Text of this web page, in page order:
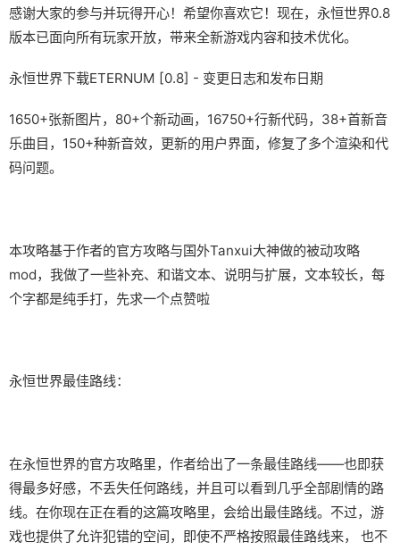
感谢大家的参与并玩得开心！希望你喜欢它！现在，永恒世界0.8
版本已面向所有玩家开放，带来全新游戏内容和技术优化。
永恒世界下载ETERNUM [0.8] - 变更日志和发布日期
1650+张新图片，80+个新动画，16750+行新代码，38+首新音
乐曲目，150+种新音效，更新的用户界面，修复了多个渲染和代
码问题。
本攻略基于作者的官方攻略与国外Tanxui大神做的被动攻略
mod，我做了一些补充、和谐文本、说明与扩展，文本较长，每
个字都是纯手打，先求一个点赞啦
永恒世界最佳路线：
在永恒世界的官方攻略里，作者给出了一条最佳路线——也即获
得最多好感，不丢失任何路线，并且可以看到几乎全部剧情的路
线。在你现在正在看的这篇攻略里，会给出最佳路线。不过，游
戏也提供了允许犯错的空间，即使不严格按照最佳路线来， 也不